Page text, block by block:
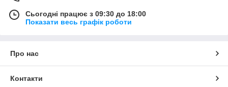
Сьогодні працює з 09:30 до 18:00
Показати весь графік роботи
Про нас
Контакти